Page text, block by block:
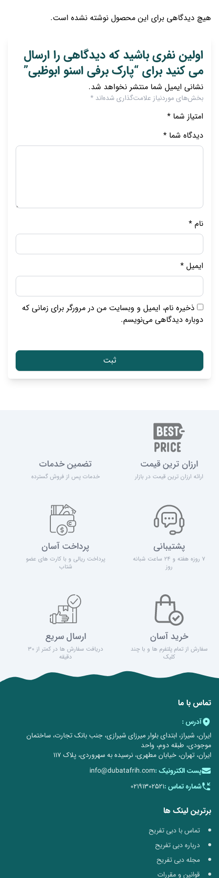
هیچ دیدگاهی برای این محصول نوشته نشده است.
اولین نفری باشید که دیدگاهی را ارسال
می کنید برای “پارک برفی اسنو ابوظبی”
نشانی ایمیل شما منتشر نخواهد شد.
بخش‌های موردنیاز علامت‌گذاری شده‌اند *
امتیاز شما *
دیدگاه شما *
نام *
ایمیل *
ذخیره نام، ایمیل و وبسایت من در مرورگر برای زمانی که
دوباره دیدگاهی می‌نویسم.
ارزان ترین قیمت
ارائه ارزان ترین قیمت در بازار
تضمین خدمات
خدمات پس از فروش گسترده
پشتیبانی
7 روزه هفته و 24 ساعت شبانه
روز
پرداخت آسان
پرداخت ریالی و با کارت های عضو
شتاب
خرید آسان
سفارش از تمام پلتفرم ها و با چند
کلیک
ارسال سریع
دریافت سفارش ها در کمتر از 30
دقیقه
تماس با ما
آدرس :
ایران، شیراز، ابتدای بلوار میرزای شیرازی، جنب بانک تجارت، ساختمان
موجودی، طبقه دوم، واحد
ایران، تهران، خیابان مطهری، نرسیده به سهروردی، پلاک 117
پست الکترونیک :info@dubatafrih.com
شماره تماس :02191302521
برترین لینک ها
تماس با دبی تفریح
درباره دبی تفریح
مجله دبی تفریح
قوانین و مقررات